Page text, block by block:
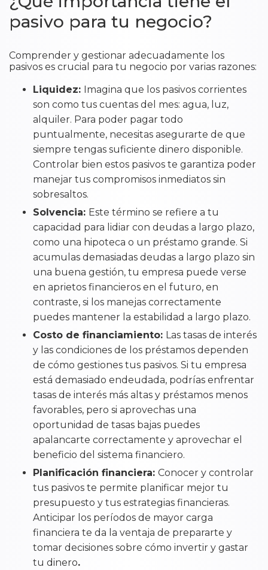
pasivo para tu negocio?
Comprender y gestionar adecuadamente los
pasivos es crucial para tu negocio por varias razones:
Liquidez: Imagina que los pasivos corrientes
son como tus cuentas del mes: agua, luz,
alquiler. Para poder pagar todo
puntualmente, necesitas asegurarte de que
siempre tengas suficiente dinero disponible.
Controlar bien estos pasivos te garantiza poder
manejar tus compromisos inmediatos sin
sobresaltos.
Solvencia: Este término se refiere a tu
capacidad para lidiar con deudas a largo plazo,
como una hipoteca o un préstamo grande. Si
acumulas demasiadas deudas a largo plazo sin
una buena gestión, tu empresa puede verse
en aprietos financieros en el futuro, en
contraste, si los manejas correctamente
puedes mantener la estabilidad a largo plazo.
Costo de financiamiento: Las tasas de interés
y las condiciones de los préstamos dependen
de cómo gestiones tus pasivos. Si tu empresa
está demasiado endeudada, podrías enfrentar
tasas de interés más altas y préstamos menos
favorables, pero si aprovechas una
oportunidad de tasas bajas puedes
apalancarte correctamente y aprovechar el
beneficio del sistema financiero.
Planificación financiera: Conocer y controlar
tus pasivos te permite planificar mejor tu
presupuesto y tus estrategias financieras.
Anticipar los períodos de mayor carga
financiera te da la ventaja de prepararte y
tomar decisiones sobre cómo invertir y gastar
tu dinero.